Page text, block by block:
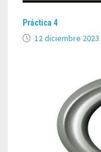
Práctica 4
12 diciembre 2023